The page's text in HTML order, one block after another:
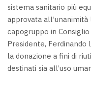
sistema sanitario più
approvata all'unanimità
capogruppo in
Presidente, Ferdinando
la donazione a fini di
destinati sia all’uso